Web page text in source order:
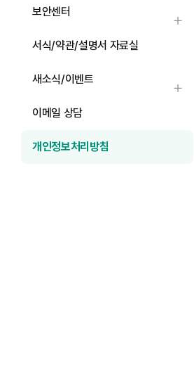
보안센터
서식/약관/설명서 자료실
새소식/이벤트
이메일 상담
개인정보처리방침